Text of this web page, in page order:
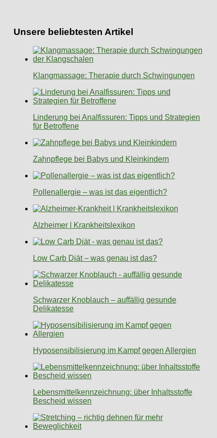
Unsere beliebtesten Artikel
Klangmassage: Therapie durch Schwingungen
Linderung bei Analfissuren: Tipps und Strategien
für Betroffene
Zahnpflege bei Babys und Kleinkindern
Pollenallergie – was ist das eigentlich?
Alzheimer | Krankheitslexikon
Low Carb Diät – was genau ist das?
Schwarzer Knoblauch – auffällig gesunde
Delikatesse
Hyposensibilisierung im Kampf gegen Allergien
Lebensmittelkennzeichnung: über Inhaltsstoffe
Bescheid wissen